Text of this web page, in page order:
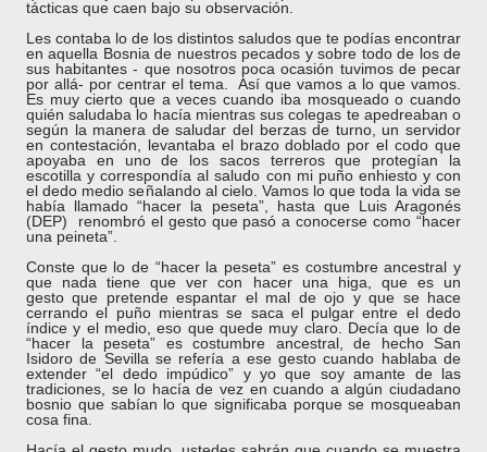
tácticas que caen bajo su observación.
Les contaba lo de los distintos saludos que te podías encontrar
en aquella Bosnia de nuestros pecados y sobre todo de los de
sus habitantes - que nosotros poca ocasión tuvimos de pecar
por allá- por centrar el tema. Así que vamos a lo que vamos.
Es muy cierto que a veces cuando iba mosqueado o cuando
quién saludaba lo hacía mientras sus colegas te apedreaban o
según la manera de saludar del berzas de turno, un servidor
en contestación, levantaba el brazo doblado por el codo que
apoyaba en uno de los sacos terreros que protegían la
escotilla y correspondía al saludo con mi puño enhiesto y con
el dedo medio señalando al cielo. Vamos lo que toda la vida se
había llamado “hacer la peseta”, hasta que Luis Aragonés
(DEP) renombró el gesto que pasó a conocerse como “hacer
una peineta”.
Conste que lo de “hacer la peseta” es costumbre ancestral y
que nada tiene que ver con hacer una higa, que es un
gestoque pretende espantar el mal de ojo y que se hace
cerrando el puño mientras se saca el pulgar entre el dedo
índice y el medio, eso que quede muy claro. Decía que lo de
“hacer la peseta” es costumbre ancestral, de hecho San
Isidoro de Sevilla se refería a ese gesto cuando hablaba de
extender “el dedo impúdico” y yo que soy amante de las
tradiciones, se lo hacía de vez en cuando a algún ciudadano
bosnio que sabían lo que significaba porque se mosqueaban
cosa fina.